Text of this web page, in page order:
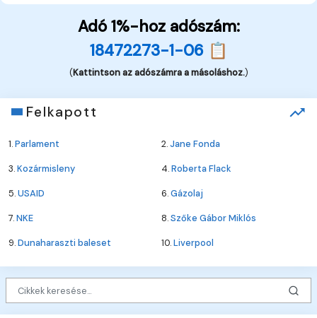
Adó 1%-hoz adószám:
18472273-1-06 📋
(Kattintson az adószámra a másoláshoz.)
Felkapott
1.Parlament 2.Jane Fonda
3.Kozármisleny 4.Roberta Flack
5.USAID 6.Gázolaj
7.NKE 8.Szőke Gábor Miklós
9.Dunaharaszti baleset 10.Liverpool